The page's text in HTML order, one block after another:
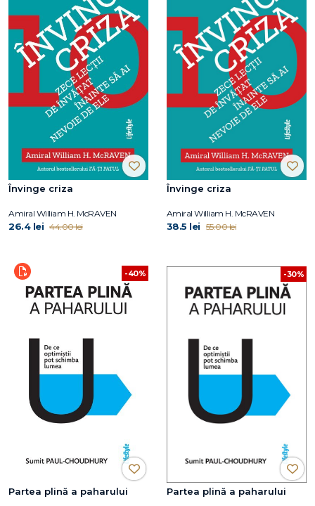
Învinge criza
Amiral William H. McRAVEN
26.4 lei 44.00 lei
Învinge criza
Amiral William H. McRAVEN
38.5 lei 55.00 lei
-40%
Partea plină a paharului
-30%
Partea plină a paharului